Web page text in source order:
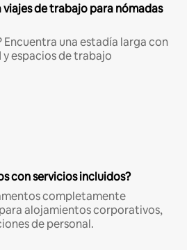
viajes de trabajo para nómadas
Encuentra una estadía larga con
espacios de trabajo
con servicios incluidos?
completamente
alojamientos corporativos,
de personal.